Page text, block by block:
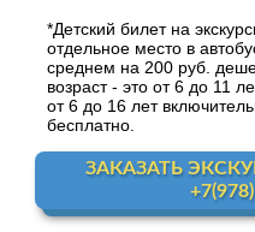
Волшебный
Водопад
Заповедник
*Детский билет на
отдельное место в
среднем на 200 руб.
возраст - это от 6 до 11
от 6 до 16 лет
бесплатно.
ЗАКАЗАТЬ